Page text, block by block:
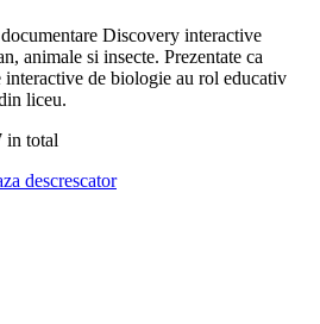
Discovery interactive
animale si insecte. Prezentate ca
de biologie au rol educativ
liceu.
in total